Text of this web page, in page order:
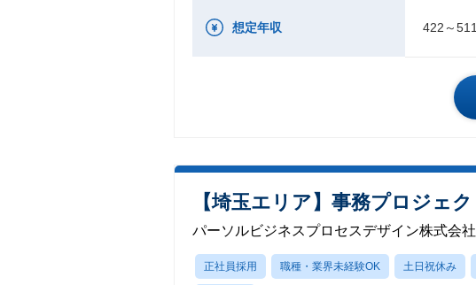
想定年収 422～
【埼玉エリア】事務プロジェ
パーソルビジネスプロセスデザイン株式会社
正社員採用 職種・業界未経験OK 土日祝休み